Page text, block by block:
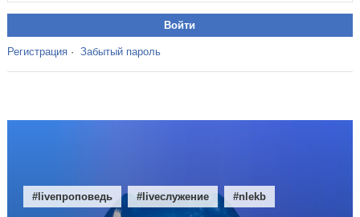
Регистрация· Забытый пароль
#liveпроповедь #liveслужение #nlekb